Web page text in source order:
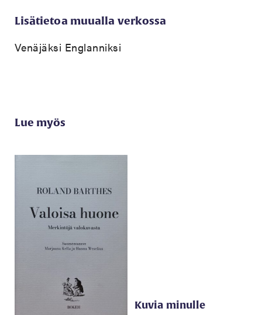
Lisätietoa muualla verkossa
Venäjäksi Englanniksi
Lue myös
Kuvia minulle